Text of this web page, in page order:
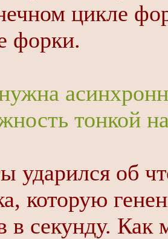
цикле
форки.
тонкой
ударился об
которую
в секунду. Как